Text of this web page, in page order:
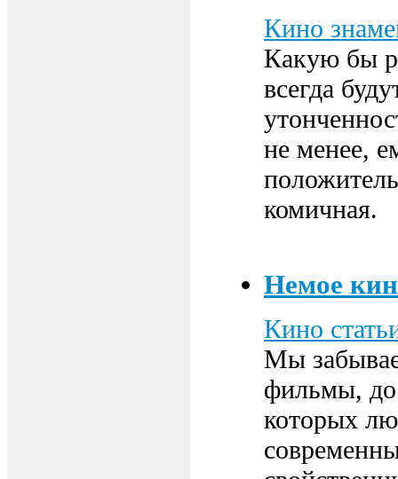
Кино
Какую бы
всегда
не менее,
комичная.
Немое
Кино
Мы
фильмы,
которых